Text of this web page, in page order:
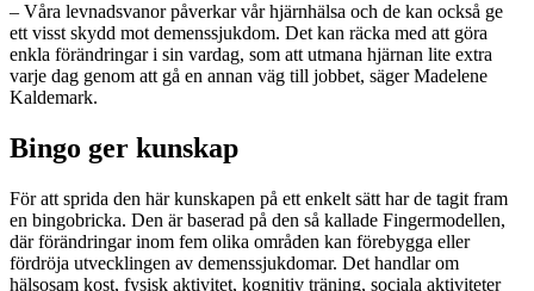
– Våra levnadsvanor påverkar vår hjärnhälsa och de kan också ge
ett visst skydd mot demenssjukdom. Det kan räcka med att göra
enkla förändringar i sin vardag, som att utmana hjärnan lite extra
varje dag genom att gå en annan väg till jobbet, säger Madelene
Kaldemark.
Bingo ger kunskap
För att sprida den här kunskapen på ett enkelt sätt har de tagit fram
en bingobricka. Den är baserad på den så kallade Fingermodellen,
där förändringar inom fem olika områden kan förebygga eller
fördröja utvecklingen av demenssjukdomar. Det handlar om
hälsosam kost, fysisk aktivitet, kognitiv träning, sociala aktiviteter